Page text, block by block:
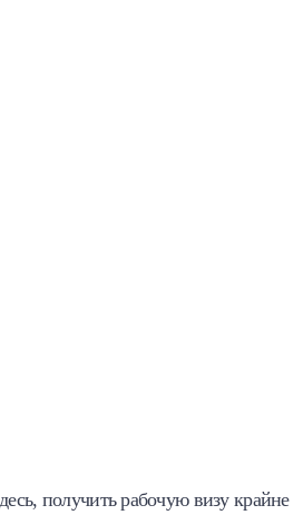
получить рабочую визу крайне